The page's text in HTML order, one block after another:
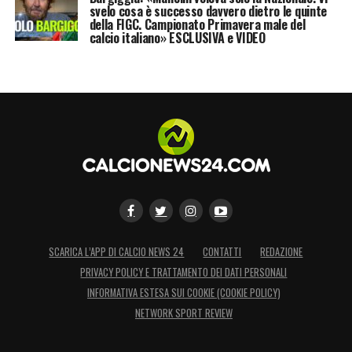
LA PLAYLIST DELLE NOSTRE TOP NEWS
svelo cosa è successo davvero dietro le quinte
della FIGC. Campionato Primavera male del
calcio italiano» ESCLUSIVA e VIDEO
SCARICA L’APP DI CALCIO NEWS 24 CONTATTI
REDAZIONE
PRIVACY POLICY E TRATTAMENTO DEI DATI PERSONALI
INFORMATIVA ESTESA SUI COOKIE (COOKIE POLICY)
NETWORK SPORT REVIEW